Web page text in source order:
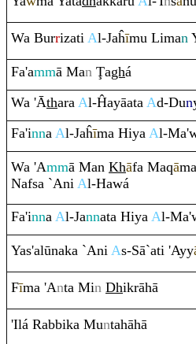
Wa Burrizati Al-Jaĥīmu Liman
Fa'ammā Man Ţaghá
Wa 'Āthara Al-Ĥayāata Ad-Dun
Fa'inna Al-Jaĥīma Hiya Al-
Wa 'Ammā Man Khāfa Maqāma
Nafsa `Ani Al-Hawá
Fa'inna Al-Jannata Hiya Al-
Yas'alūnaka `Ani As-Sā`ati 'Ayy
Fīma 'Anta Min Dhikrāhā
'Ilá Rabbika Muntahāhā